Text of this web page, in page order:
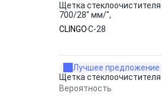
Щетка стеклоочистителя
700/28" мм/",
CLINGOC-28
Лучшее предложение
Щетка
Вероятность